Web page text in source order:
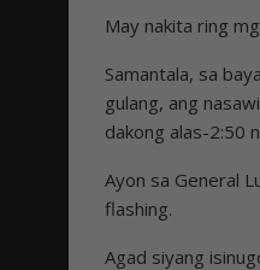
May nakita ring
Samantala, sa
gulang, ang
dakong alas-2:50
Ayon sa General
flashing.
Agad siyang